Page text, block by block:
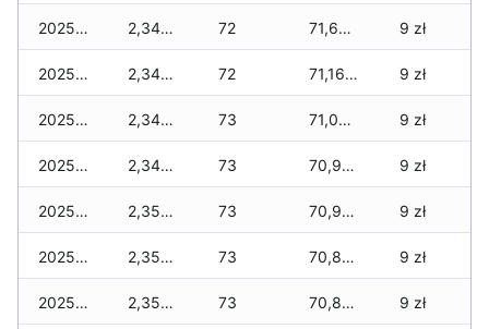
2025-12-18 2,345 zł 72 71,650 zł 9 zł
2025-12-17 2,345 zł 72 71,165 zł 9 zł
2025-12-16 2,345 zł 73 71,090 zł 9 zł
2025-12-15 2,345 zł 73 70,995 zł 9 zł
2025-12-14 2,355 zł 73 70,955 zł 9 zł
2025-12-13 2,355 zł 73 70,855 zł 9 zł
2025-12-12 2,355 zł 73 70,800 zł 9 zł